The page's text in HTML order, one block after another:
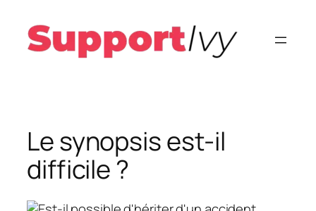
contenu
Le synopsis est-il
difficile ?